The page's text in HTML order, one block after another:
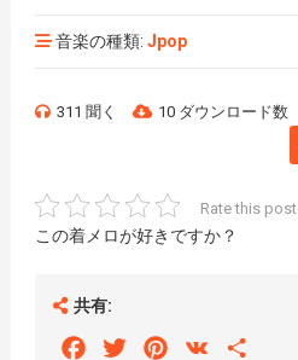
音楽の種類: Jpop
311 聞く 10 ダウンロード数
Rate this post
この着メロが好きですか？
共有:
FacebookTwitterPinterest
VK